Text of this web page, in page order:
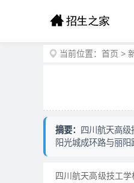
当前位置： 首页 >
摘要：
四川航天高
阳光城成环路与丽阳
四川航天高级技工